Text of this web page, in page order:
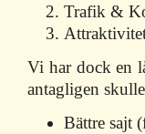
Trafik &
Vi har dock en
antagligen
Bättre sajt